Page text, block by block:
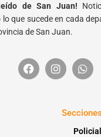
de San Juan!
que sucede en cada
de San Juan.
Secciones